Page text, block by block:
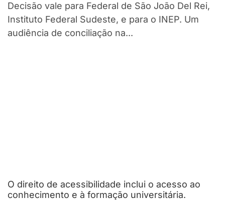
Decisão vale para Federal de São João Del Rei,
Instituto Federal Sudeste, e para o INEP. Um
audiência de conciliação na...
O direito de acessibilidade inclui o acesso ao
conhecimento e à formação universitária.